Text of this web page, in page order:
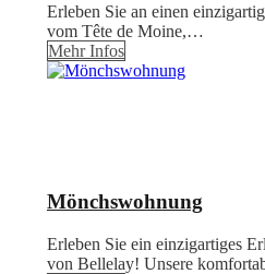
Erleben Sie an einen
vom Tête de Moine,…
Mehr Infos
Mönchswohnung
Erleben Sie ein einzigartiges
von Bellelay! Unsere